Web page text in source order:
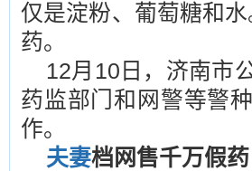
仅是淀粉、葡萄糖和
药。
12月10日，济南市
药监部门和网警等警
作。
夫妻档网售千万假药